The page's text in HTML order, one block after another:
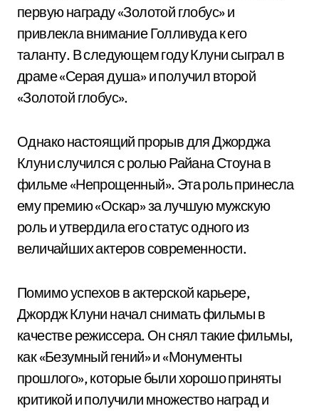
первую награду «Золотой глобус» и
привлекла внимание Голливуда к его
таланту. В следующем году Клуни сыграл в
драме «Серая душа» и получил второй
«Золотой глобус».
Однако настоящий прорыв для Джорджа
Клуни случился с ролью Райана Стоуна в
фильме «Непрощенный». Эта роль принесла
ему премию «Оскар» за лучшую мужскую
роль и утвердила его статус одного из
величайших актеров современности.
Помимо успехов в актерской карьере,
Джордж Клуни начал снимать фильмы в
качестве режиссера. Он снял такие фильмы,
как «Безумный гений» и «Монументы
прошлого», которые были хорошо приняты
критикой и получили множество наград и